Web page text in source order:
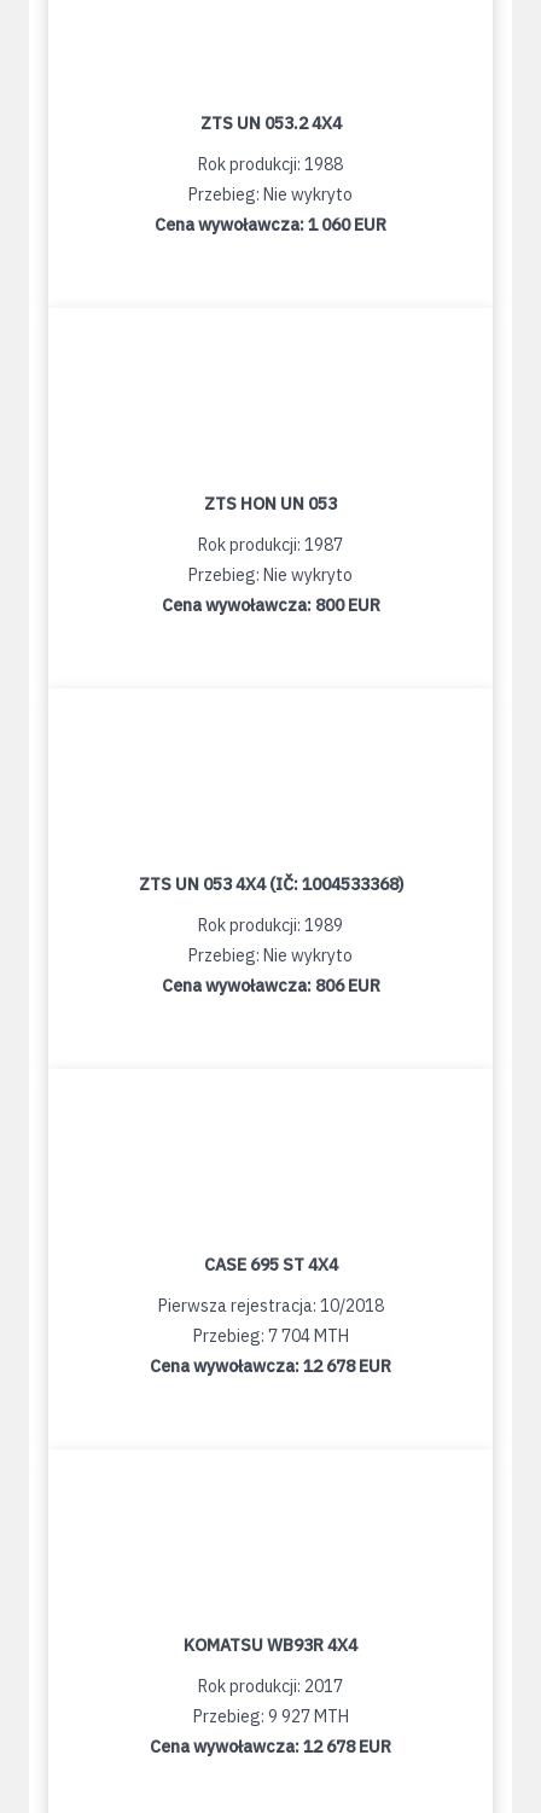
ZTS UN 053.2 4X4
Rok produkcji: 1988
Przebieg: Nie wykryto
Cena wywoławcza:1 060 EUR
ZTS HON UN 053
Rok produkcji: 1987
Przebieg: Nie wykryto
Cena wywoławcza: 800 EUR
ZTS UN 053 4X4 (IČ: 1004533368)
Rok produkcji: 1989
Przebieg: Nie wykryto
Cena wywoławcza: 806 EUR
CASE 695 ST 4X4
Pierwsza rejestracja: 10/2018
Przebieg: 7 704 MTH
Cena wywoławcza:12 678 EUR
KOMATSU WB93R 4X4
Rok produkcji: 2017
Przebieg: 9 927 MTH
Cena wywoławcza:12 678 EUR